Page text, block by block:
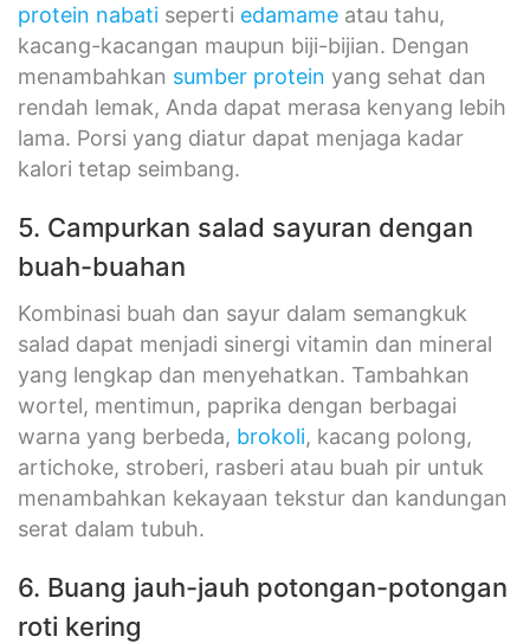
protein nabati seperti edamame atau tahu,
kacang-kacangan maupun biji-bijian. Dengan
menambahkan sumber protein yang sehat dan
rendah lemak, Anda dapat merasa kenyang lebih
lama. Porsi yang diatur dapat menjaga kadar
kalori tetap seimbang.
5. Campurkan salad sayuran dengan
buah-buahan
Kombinasi buah dan sayur dalam semangkuk
salad dapat menjadi sinergi vitamin dan mineral
yang lengkap dan menyehatkan. Tambahkan
wortel, mentimun, paprika dengan berbagai
warna yang berbeda, brokoli, kacang polong,
artichoke, stroberi, rasberi atau buah pir untuk
menambahkan kekayaan tekstur dan kandungan
serat dalam tubuh.
6. Buang jauh-jauh potongan-potongan
roti kering